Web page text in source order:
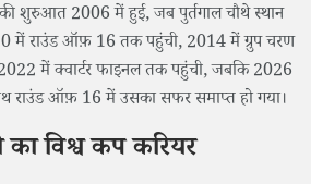
की शुरुआत 2006 में हुई, जब पुर्तगाल चौथे स्थान
में राउंड ऑफ़ 16 तक पहुंची, 2014 में ग्रुप चरण
में क्वार्टर फाइनल तक पहुंची, जबकि 2026
राउंड ऑफ़ 16 में उसका सफर समाप्त हो गया।
विश्व कप करियर